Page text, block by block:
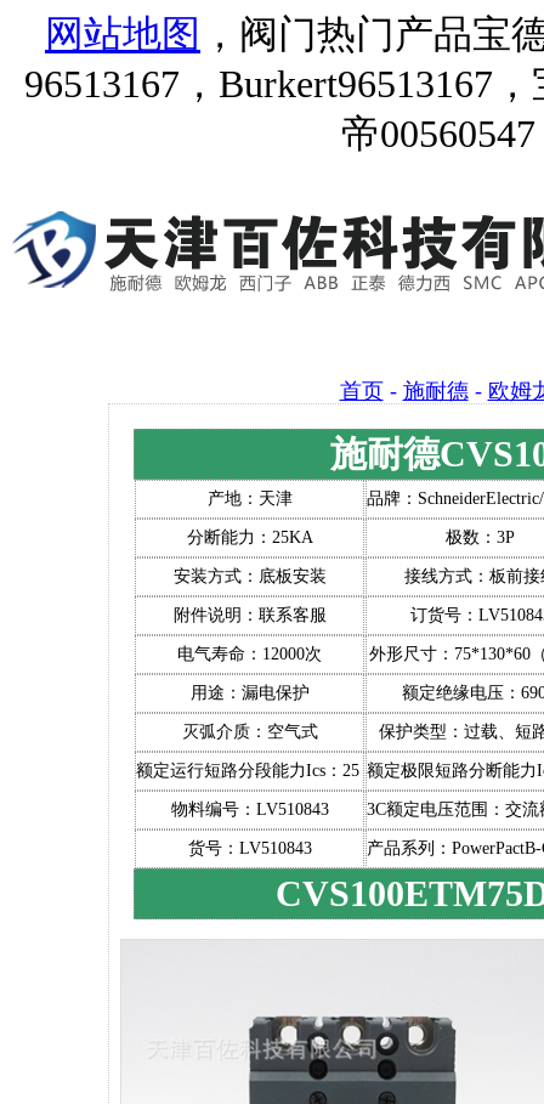
网站地图 ，阀门热门产品宝
96513167，Burkert96513167
帝
首页- 施耐德- 欧姆
施耐德
产地：天津 品牌：
分断能力：25KA 极数：3P
安装方式：底板安装 接线方式：板前接
附件说明：联系客服 订货号：
电气寿命：12000次 外形尺寸：75*130*60
用途：漏电保护 额定绝缘电压：
灭弧介质：空气式 保护类型：过载、短
额定运行短路分段能力Ics：25（KA）额定极限短路分断能力
物料编号：LV510843 3C额定电压范围：交
货号：LV510843 产品系列：